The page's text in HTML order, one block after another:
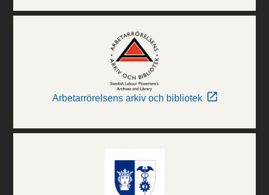
Arbetarrörelsens arkiv och bibliotek